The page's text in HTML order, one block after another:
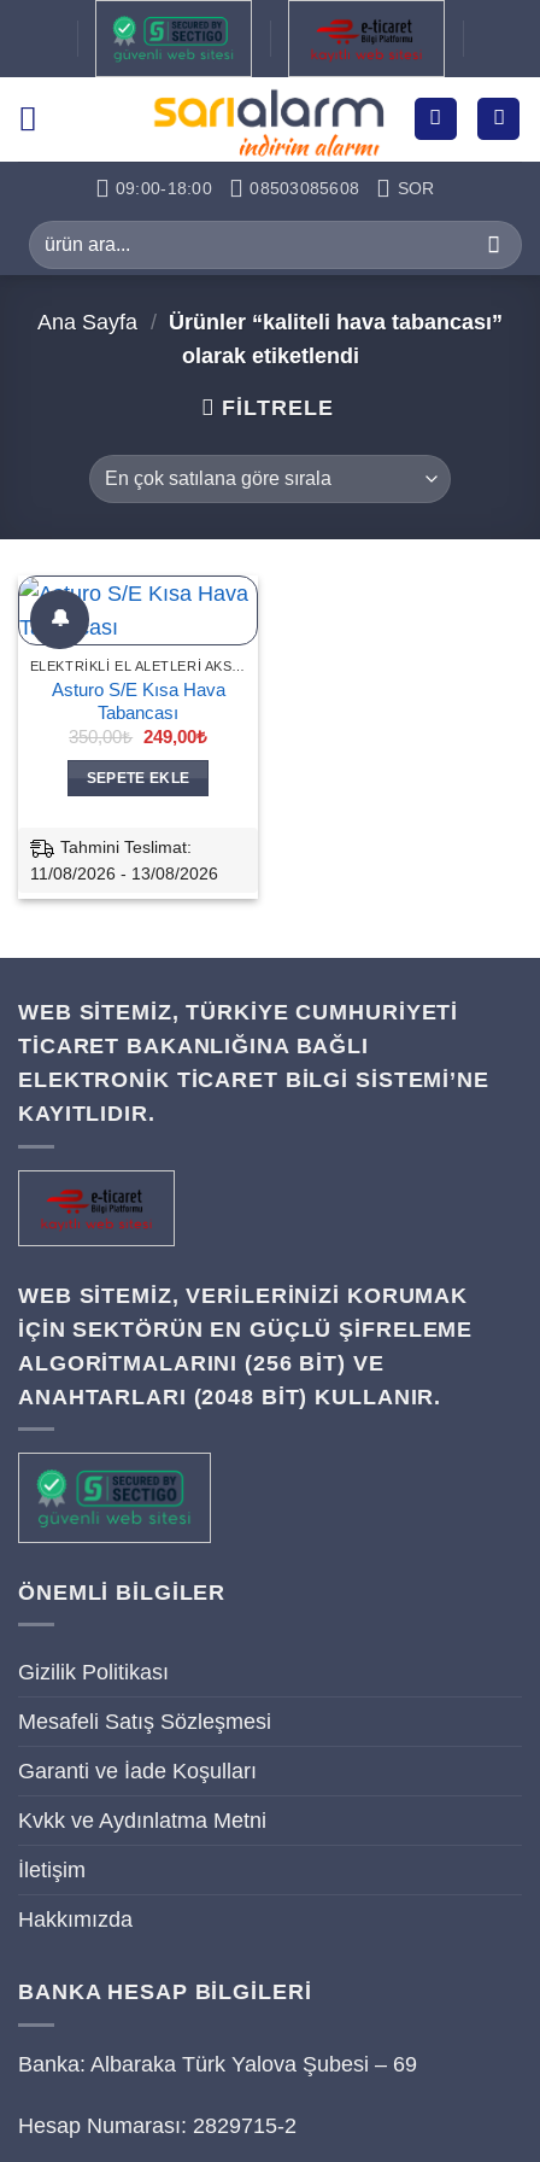
09:00-18:00 08503085608 SOR
Ara:
Ana Sayfa / Ürünler “kaliteli hava tabancası”
olarak etiketlendi
FILTRELE
🔔
Asturo S/E Kısa Hava
Tabancası
350,00₺ Orijinal
fiyat:
350,00₺.
249,00₺Şu
SEPETE EKLE
Tahmini Teslimat:
11/08/2026 - 13/08/2026
WEB SİTEMİZ, TÜRKİYE CUMHURİYETİ
TİCARET BAKANLIĞINA BAĞLI
ELEKTRONİK TİCARET BİLGİ SİSTEMİ’NE
KAYITLIDIR.
WEB SITEMIZ, VERILERINIZI KORUMAK
IÇIN SEKTÖRÜN EN GÜÇLÜ ŞIFRELEME
ALGORITMALARINI (256 BIT) VE
ANAHTARLARI (2048 BIT) KULLANIR.
ÖNEMLİ BİLGİLER
Gizilik Politikası
Mesafeli Satış Sözleşmesi
Garanti ve İade Koşulları
Kvkk ve Aydınlatma Metni
İletişim
Hakkımızda
BANKA HESAP BİLGİLERİ
Banka: Albaraka Türk Yalova Şubesi – 69
Hesap Numarası: 2829715-2